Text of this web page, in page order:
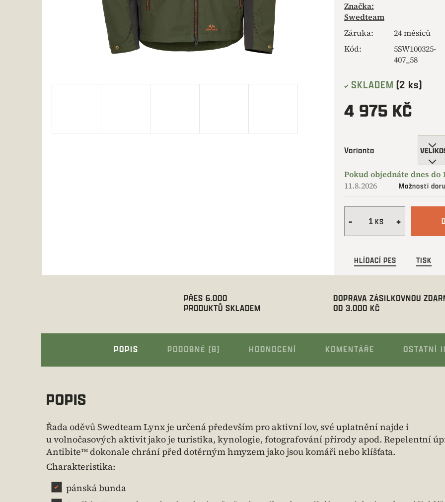
Značka:
Swedteam
Záruka:
24 měsíců
Kód:
5SW100325-
407_58
SKLADEM (2 ks)
4 975 KČ
Varianta
11.8.2026 Možnosti
HLÍDACÍ PES TISK
PŘES 6.000
PRODUKTŮ SKLADEM
DOPRAVA ZÁSILKOVNOU
OD 3.000 KČ
POPIS PODOBNÉ (8) HODNOCENÍ KOMENTÁŘE OSTATNÍ
POPIS
Řada oděvů Swedteam Lynx je určená především pro aktivní lov, své uplatnění najde i
u volnočasových aktivit jako je turistika, kynologie, fotografování přírody apod. Repelentní
Antibite™ dokonale chrání před dotěrným hmyzem jako jsou komáři nebo klíšťata.
Charakteristika:
pánská bunda